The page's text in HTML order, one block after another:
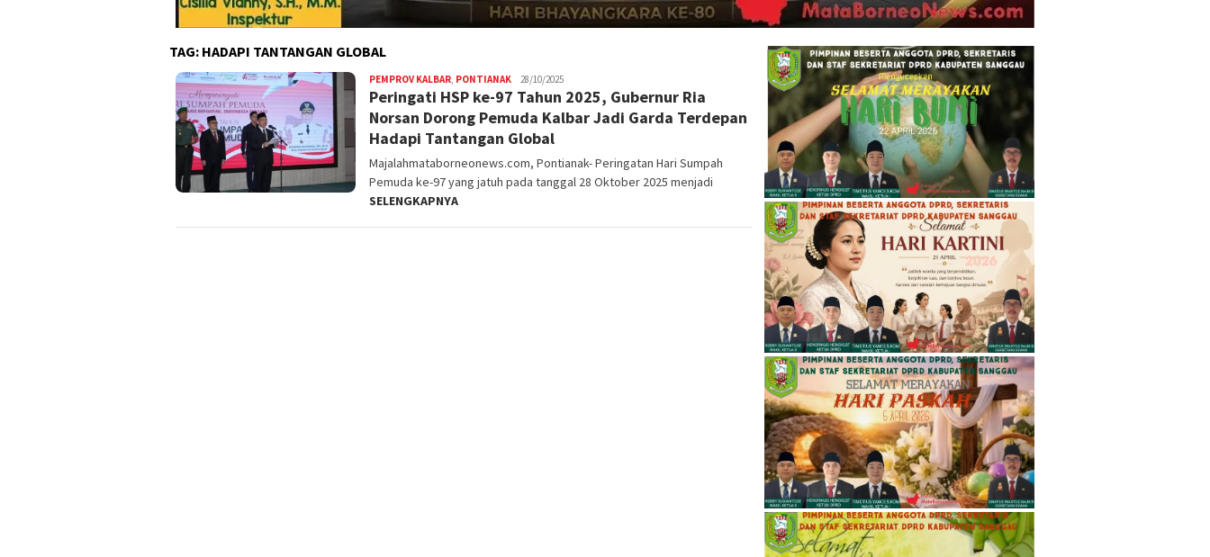
TAG: HADAPI TANTANGAN GLOBAL
PEMPROV KALBAR, PONTIANAK Nopriyanto
28/10/2025
Peringati HSP ke-97 Tahun 2025, Gubernur Ria
Norsan Dorong Pemuda Kalbar Jadi Garda Terdepan
Hadapi Tantangan Global
Majalahmataborneonews.com, Pontianak- Peringatan Hari Sumpah
Pemuda ke-97 yang jatuh pada tanggal 28 Oktober 2025 menjadi
SELENGKAPNYA